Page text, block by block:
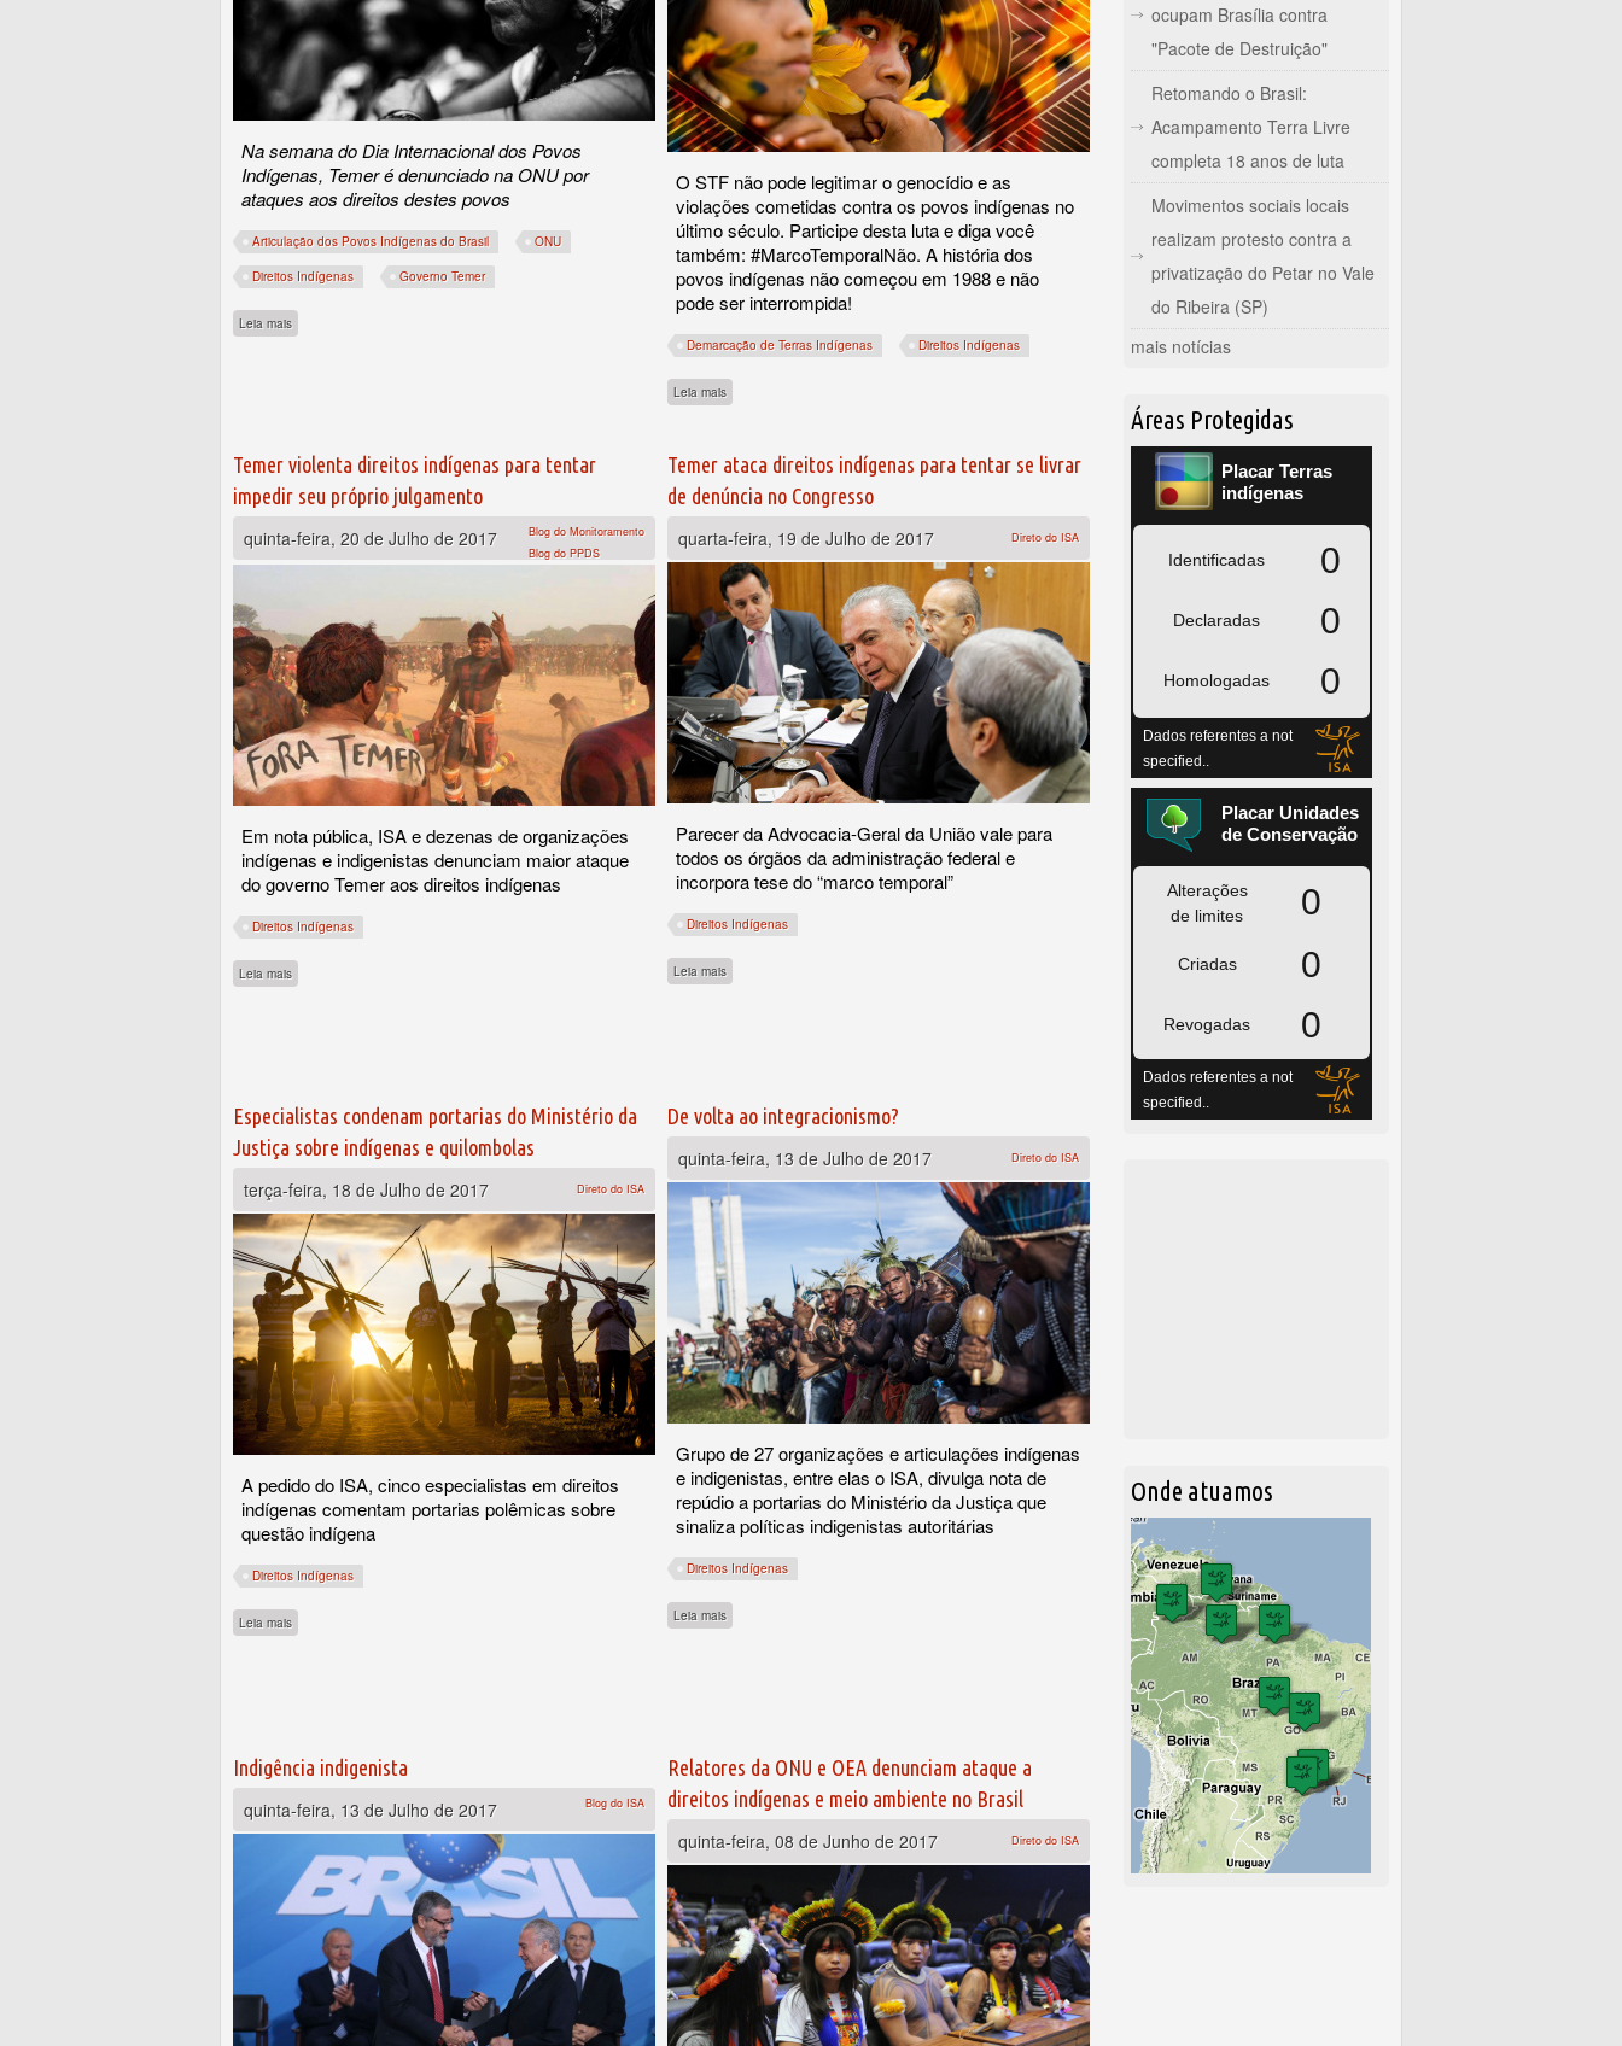
Na semana do Dia Internacional dos Povos
Indígenas, Temer é denunciado na ONU por
ataques aos direitos destes povos
Articulação dos Povos Indígenas do Brasil ONU
Direitos Indígenas Governo Temer
Leia mais
O STF não pode legitimar o genocídio e as
violações cometidas contra os povos indígenas no
último século. Participe desta luta e diga você
também: #MarcoTemporalNão. A história dos
povos indígenas não começou em 1988 e não
pode ser interrompida!
Demarcação de Terras Indígenas Direitos Indígenas
Leia mais
Temer violenta direitos indígenas para tentar
impedir seu próprio julgamento
quinta-feira, 20 de Julho de 2017
Blog do Monitoramento
Blog do PPDS
Em nota pública, ISA e dezenas de organizações
indígenas e indigenistas denunciam maior ataque
do governo Temer aos direitos indígenas
Direitos Indígenas
Leia mais sobre Temer violenta direitos indígenas para tentar impedir seu próprio julgamento
Temer ataca direitos indígenas para tentar se livrar
de denúncia no Congresso
quarta-feira, 19 de Julho de 2017
Direto do ISA
Parecer da Advocacia-Geral da União vale para
todos os órgãos da administração federal e
incorpora tese do “marco temporal”
Direitos Indígenas
Leia mais sobre Temer ataca direitos indígenas para tentar se livrar de denúncia no Congresso
Especialistas condenam portarias do Ministério da
Justiça sobre indígenas e quilombolas
terça-feira, 18 de Julho de 2017
Direto do ISA
A pedido do ISA, cinco especialistas em direitos
indígenas comentam portarias polêmicas sobre
questão indígena
Direitos Indígenas
Leia mais sobre Especialistas condenam portarias do Ministério da Justiça sobre indígenas e quilombolas
De volta ao integracionismo?
quinta-feira, 13 de Julho de 2017
Direto do ISA
Grupo de 27 organizações e articulações indígenas
e indigenistas, entre elas o ISA, divulga nota de
repúdio a portarias do Ministério da Justiça que
sinaliza políticas indigenistas autoritárias
Direitos Indígenas
Leia mais
Indigência indigenista
quinta-feira, 13 de Julho de 2017
Blog do ISA
Relatores da ONU e OEA denunciam ataque a
direitos indígenas e meio ambiente no Brasil
quinta-feira, 08 de Junho de 2017
Direto do ISA
ocupam Brasília contra
"Pacote de Destruição"
Retomando o Brasil:
Acampamento Terra Livre
completa 18 anos de luta
Movimentos sociais locais
realizam protesto contra a
privatização do Petar no Vale
do Ribeira (SP)
mais notícias
Áreas Protegidas
Onde atuamos